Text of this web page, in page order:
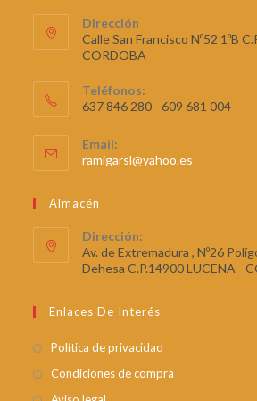
5
Dirección
Calle San Francisco Nº52 1ºB
CORDOBA
Teléfonos:
637 846 280 - 609 681 004
Email:
ramigarsl@yahoo.es
Almacén
Dirección:
Av. de Extremadura , Nº26
Dehesa C.P.14900 LUCENA -
Enlaces De Interés
Política de privacidad
Condiciones de compra